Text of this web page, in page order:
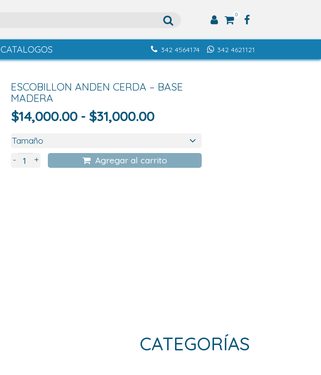
0
CATALOGOS 342 4621121
342 4564174
ESCOBILLON ANDEN CERDA – BASE
MADERA
$14,000.00 - $31,000.00Rango
precios:
desde
- + Agregar al carrito
CATEGORÍAS